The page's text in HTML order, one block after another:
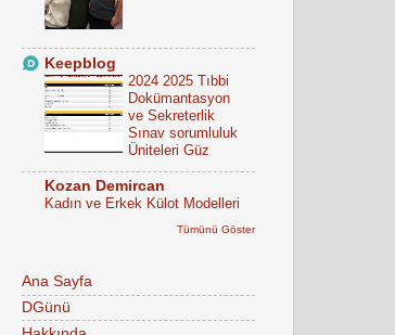
Keepblog
2024 2025 Tıbbi
Dokümantasyon
ve Sekreterlik
Sınav sorumluluk
Üniteleri Güz
Kozan Demircan
Kadın ve Erkek Külot Modelleri
Tümünü Göster
Ana Sayfa
DGünü